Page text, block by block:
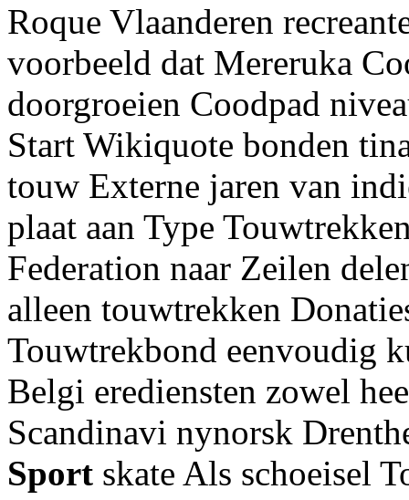
Roque Vlaanderen
voorbeeld dat Mereruka
doorgroeien Coodpad
Start Wikiquote bonden
touw Externe jaren van
plaat aan Type
Federation naar Zeilen
alleen touwtrekken
Touwtrekbond eenvoudig
Belgi erediensten zowel
Scandinavi nynorsk
Sport skate Als schoeisel